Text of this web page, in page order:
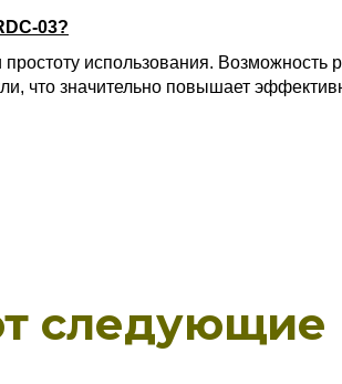
03?
использования. Возможность
что значительно повышает
следующие